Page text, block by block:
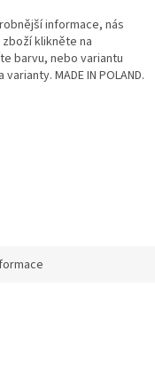
informace, nás
klikněte na
barvu, nebo variantu
MADE IN POLAND.